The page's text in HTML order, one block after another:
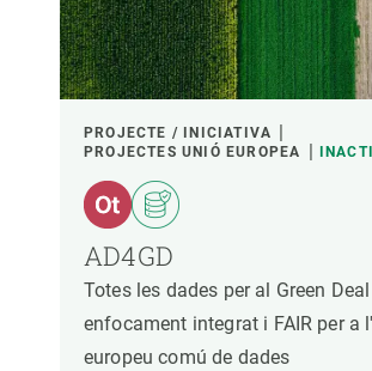
PROJECTE / INICIATIVA
PROJECTES UNIÓ EUROPEA
AD4GD
Totes les dades per al Green Deal
enfocament integrat i FAIR per a
europeu comú de dades